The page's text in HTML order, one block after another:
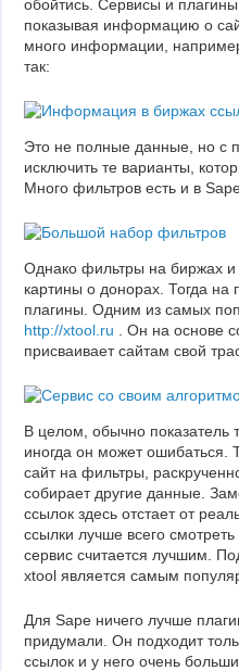
обойтись. Сервисы и
показывая информацию о
много информации,
так:
Это не полные данные, но с
исключить те варианты,
Много фильтров есть и в
Однако фильтры на биржах
картины о донорах. Тогда
плагины. Одним из самых
http://xtool.ru . Он на основе
присваивает сайтам свой
В целом, обычно показатель
иногда он может ошибаться.
сайт на фильтры,
собирает другие данные.
ссылок здесь отстает от
ссылки лучше всего смотреть
сервис считается лучшим.
xtool является самым
Для Sape ничего лучше
придумали. Он подходит
ссылок и у него очень